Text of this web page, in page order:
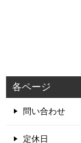
各ページ
問い合わせ
定休日